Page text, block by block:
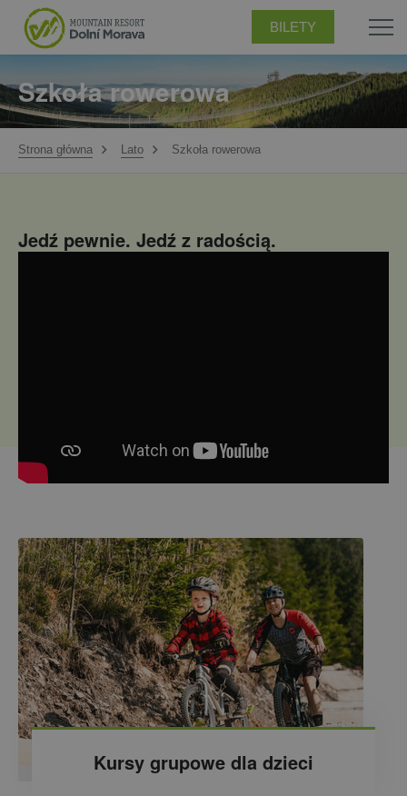
BILETY
Szkoła rowerowa
Strona główna Lato Szkoła rowerowa
Jedź pewnie. Jedź z radością.
Kursy grupowe dla dzieci